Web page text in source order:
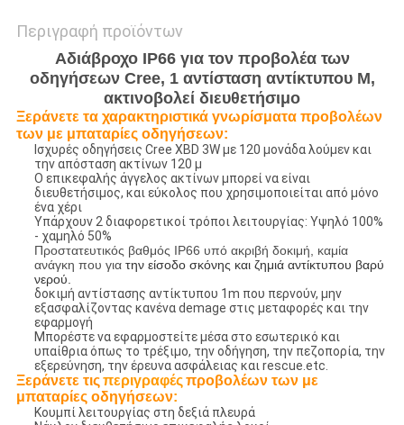
Περιγραφή προϊόντων
Αδιάβροχο IP66 για τον προβολέα των
οδηγήσεων Cree, 1 αντίσταση αντίκτυπου Μ,
ακτινοβολεί διευθετήσιμο
Ξεράνετε τα χαρακτηριστικά γνωρίσματα προβολέων
των με μπαταρίες οδηγήσεων:
Ισχυρές οδηγήσεις Cree XBD 3W με 120 μονάδα λούμεν και
την απόσταση ακτίνων 120 μ
Ο επικεφαλής άγγελος ακτίνων μπορεί να είναι
διευθετήσιμος, και εύκολος που χρησιμοποιείται από μόνο
ένα χέρι
Υπάρχουν 2 διαφορετικοί τρόποι λειτουργίας: Υψηλό 100%
- χαμηλό 50%
Προστατευτικός βαθμός IP66 υπό ακριβή δοκιμή, καμία
ανάγκη που για την είσοδο σκόνης και ζημιά αντίκτυπου βαρύ
νερού.
δοκιμή αντίστασης αντίκτυπου 1m που περνούν, μην
εξασφαλίζοντας κανένα demage στις μεταφορές και την
εφαρμογή
Μπορέστε να εφαρμοστείτε μέσα στο εσωτερικό και
υπαίθρια όπως το τρέξιμο, την οδήγηση, την πεζοπορία, την
εξερεύνηση, την έρευνα ασφάλειας και rescue.etc.
Ξεράνετε τιςπεριγραφέςπροβολέων των με
μπαταρίες οδηγήσεων:
Κουμπί λειτουργίας στη δεξιά πλευρά